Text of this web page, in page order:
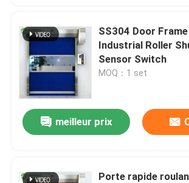
SS304 Door
Industrial Roller
Sensor Switch
MOQ：1 set
meilleur prix
Porte rapide